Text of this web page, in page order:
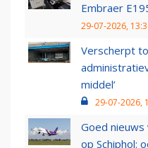
Embraer
29-07-2026,
Verscherpt
middel’
29-07-2026,
Goed
op Schiphol: